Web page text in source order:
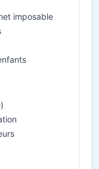
imposable